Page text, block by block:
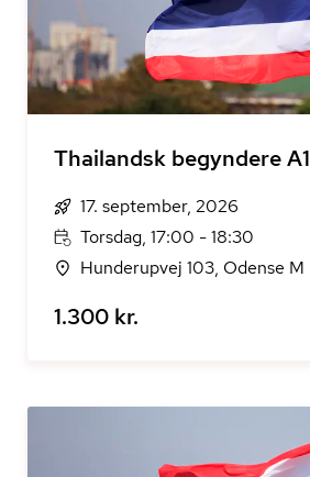
Thailandsk begyndere A1
17. september, 2026
Torsdag, 17:00 - 18:30
Hunderupvej 103, Odense M
1.300 kr.